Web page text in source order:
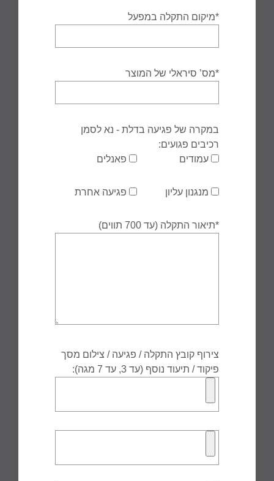
*מיקום התקלה במפעל
*מס’ סיראלי של המוצר
במקרה של פגיעה בדלת - נא לסמן
רכיבים פגועים:
עמודים
פאנלים
מנגנון עליון פגיעה אחרת
*תיאור התקלה (עד 700 תווים)
צירוף קובץ התקלה / פגיעה / צילום מסך
פיקוד / תיעוד נוסף (עד 3, עד 7 מגה):